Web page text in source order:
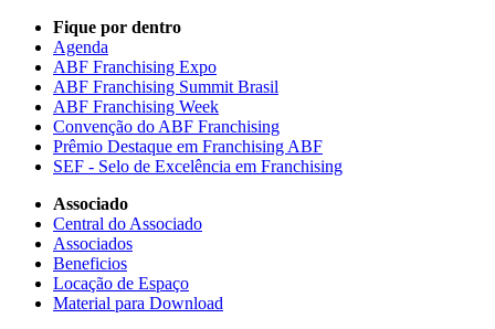
Fique por dentro
Agenda
ABF Franchising Expo
ABF Franchising Summit Brasil
ABF Franchising Week
Convenção do ABF Franchising
Prêmio Destaque em Franchising ABF
SEF - Selo de Excelência em Franchising
Associado
Central do Associado
Associados
Beneficios
Locação de Espaço
Material para Download